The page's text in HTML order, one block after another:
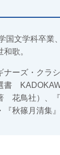
国文学科卒業
歌。
ナーズ・ク
書
花鳥社）、
秋篠月清集